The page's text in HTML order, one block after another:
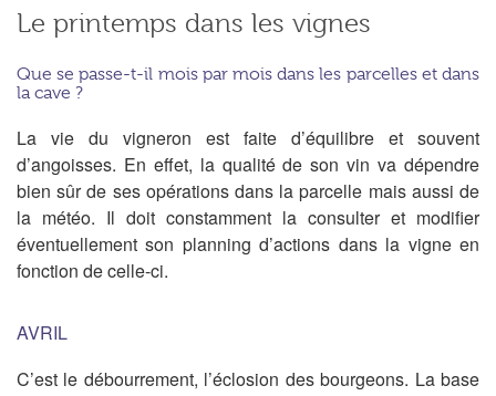
Le printemps dans les vignes
Que se passe-t-il mois par mois dans les parcelles et dans
la cave ?
La vie du vigneron est faite d’équilibre et souvent
d’angoisses. En effet, la qualité de son vin va dépendre
bien sûr de ses opérations dans la parcelle mais aussi de
la météo. Il doit constamment la consulter et modifier
éventuellement son planning d’actions dans la vigne en
fonction de celle-ci.
AVRIL
C’est le débourrement, l’éclosion des bourgeons. La base